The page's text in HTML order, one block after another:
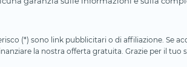
(*) sono link pubblicitari o di affiliazione. Se
la nostra offerta gratuita. Grazie per il tuo